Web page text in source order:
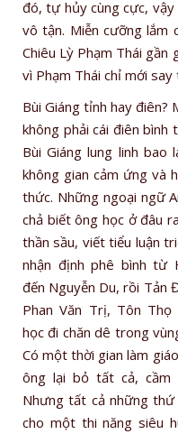
đó, tự hủy cùng cực,
vô tận. Miễn cưỡng lắm
Chiêu Lỳ Phạm Thái gần
vì Phạm Thái chỉ mới
Bùi Giáng tỉnh hay điên?
không phải cái điên bình
Bùi Giáng lung linh
không gian cảm ứng và
thức. Những ngoại ngữ
chả biết ông học ở đâu
thần sầu, viết tiểu luận
nhận định phê bình từ
đến Nguyễn Du, rồi Tản
Phan Văn Trị, Tôn
học đi chăn dê trong
Có một thời gian làm
ông lại bỏ tất cả, cầm
Nhưng tất cả những
cho một thi năng siêu